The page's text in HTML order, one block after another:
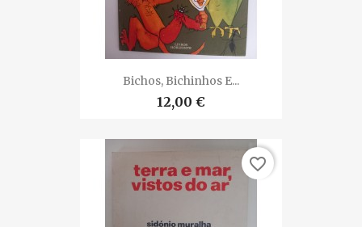
Bichos, Bichinhos E...
12,00 €
favorite_border